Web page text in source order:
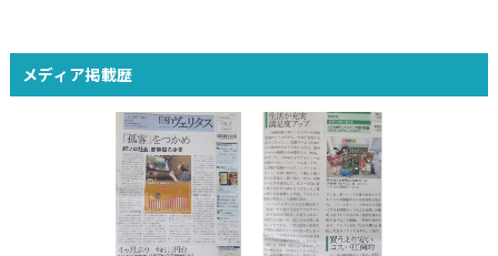
メディア掲載歴